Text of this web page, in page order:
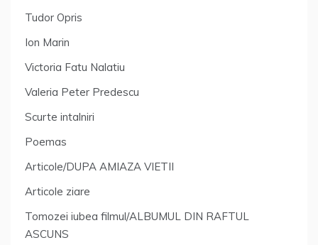
Tudor Opris
Ion Marin
Victoria Fatu Nalatiu
Valeria Peter Predescu
Scurte intalniri
Poemas
Articole/DUPA AMIAZA VIETII
Articole ziare
Tomozei iubea filmul/ALBUMUL DIN RAFTUL
ASCUNS